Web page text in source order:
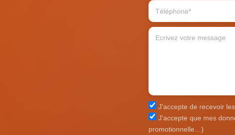
J'accepte de recevoir
J'accepte que mes
promotionnelle…)